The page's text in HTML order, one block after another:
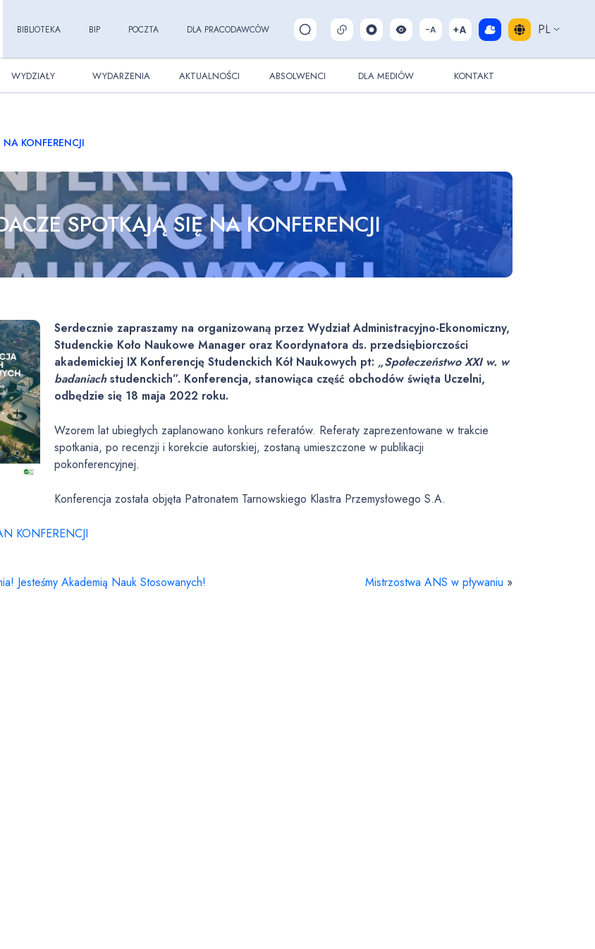
BIBLIOTEKA BIP POCZTA DLA PRACODAWCÓW Pokaż/ukryj wyszukiwarkę PL
WYDZIAŁY WYDARZENIA AKTUALNOŚCI ABSOLWENCI DLA MEDIÓW KONTAKT
KONFERENCJI
SPOTKAJĄ SIĘ NA KONFERENCJI
Serdecznie zapraszamy na organizowaną przez Wydział Administracyjno-Ekonomiczny,
Studenckie Koło Naukowe Manager oraz Koordynatora ds. przedsiębiorczości
akademickiej IX Konferencję Studenckich Kół Naukowych pt: „Społeczeństwo XXI w. w
badaniachstudenckich”. Konferencja, stanowiąca część obchodów święta Uczelni,
odbędzie się 18 maja 2022 roku.
Wzorem lat ubiegłych zaplanowano konkurs referatów. Referaty zaprezentowane w trakcie
spotkania, po recenzji i korekcie autorskiej, zostaną umieszczone w publikacji
pokonferencyjnej.
Konferencja została objęta Patronatem Tarnowskiego Klastra Przemysłowego S.A.
KONFERENCJI
Jesteśmy Akademią Nauk Stosowanych! Mistrzostwa ANS w pływaniu »